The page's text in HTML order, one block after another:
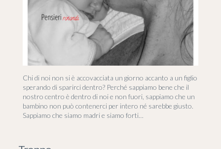
Chi di noi non si è accovacciata un giorno accanto a un figlio
sperando di sparirci dentro? Perché sappiamo bene che il
nostro centro è dentro di noi e non fuori, sappiamo che un
bambino non può contenerci per intero né sarebbe giusto.
Sappiamo che siamo madri e siamo forti…